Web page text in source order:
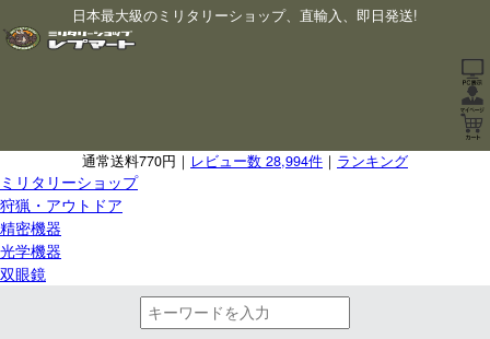
日本最大級のミリタリーショップ、直輸入、即日発送!
通常送料770円｜ レビュー数 28,994件 ｜ ランキング
ミリタリーショップ
狩猟・アウトドア
精密機器
光学機器
双眼鏡